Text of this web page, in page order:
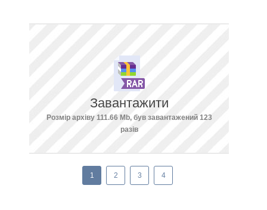
Завантажити
Розмір архіву 111.66 Mb, був завантажений 123
разів
1 2 3 4